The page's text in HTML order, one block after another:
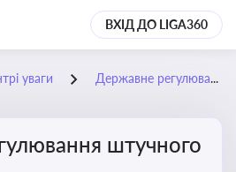
ВХІД ДО LIGA360
уваги Державне регулювання штучного інтелекту
штучного